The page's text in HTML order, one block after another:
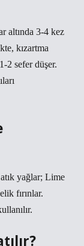
altında 3-4 kez
kızartma
2 sefer düşer.
yağlar; Lime
fırınlar.